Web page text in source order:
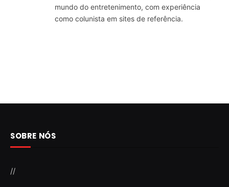
mundo do entretenimento, com experiência
como colunista em sites de referência.
SOBRE NÓS
//